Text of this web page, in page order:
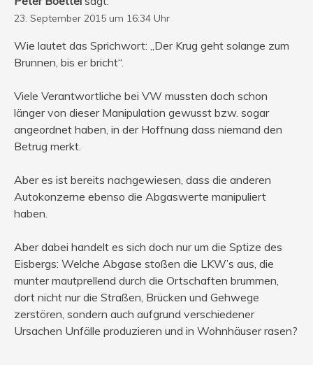
23. September 2015 um 16:34 Uhr
Wie lautet das Sprichwort: „Der Krug geht solange zum
Brunnen, bis er bricht“.
Viele Verantwortliche bei VW mussten doch schon
länger von dieser Manipulation gewusst bzw. sogar
angeordnet haben, in der Hoffnung dass niemand den
Betrug merkt.
Aber es ist bereits nachgewiesen, dass die anderen
Autokonzerne ebenso die Abgaswerte manipuliert
haben.
Aber dabei handelt es sich doch nur um die Sptize des
Eisbergs: Welche Abgase stoßen die LKW’s aus, die
munter mautprellend durch die Ortschaften brummen,
dort nicht nur die Straßen, Brücken und Gehwege
zerstören, sondern auch aufgrund verschiedener
Ursachen Unfälle produzieren und in Wohnhäuser rasen?